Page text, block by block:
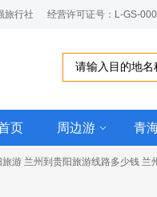
旅行社 经营许可证号：L-GS-
页 周边游 青
旅游 兰州到贵阳旅游线路多少钱 兰